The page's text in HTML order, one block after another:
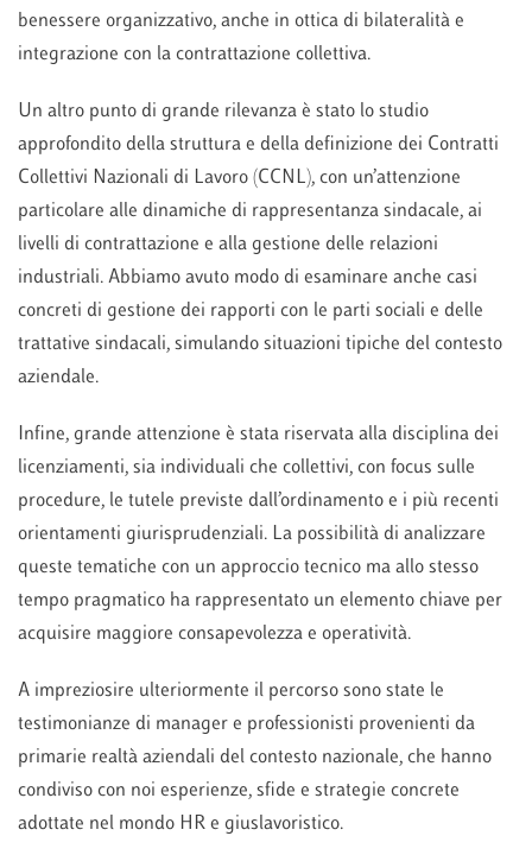
benessere organizzativo, anche in ottica di bilateralità e
integrazione con la contrattazione collettiva.
Un altro punto di grande rilevanza è stato lo studio
approfondito della struttura e della definizione dei Contratti
Collettivi Nazionali di Lavoro (CCNL), con un’attenzione
particolare alle dinamiche di rappresentanza sindacale, ai
livelli di contrattazione e alla gestione delle relazioni
industriali. Abbiamo avuto modo di esaminare anche casi
concreti di gestione dei rapporti con le parti sociali e delle
trattative sindacali, simulando situazioni tipiche del contesto
aziendale.
Infine, grande attenzione è stata riservata alla disciplina dei
licenziamenti, sia individuali che collettivi, con focus sulle
procedure, le tutele previste dall’ordinamento e i più recenti
orientamenti giurisprudenziali. La possibilità di analizzare
queste tematiche con un approccio tecnico ma allo stesso
tempo pragmatico ha rappresentato un elemento chiave per
acquisire maggiore consapevolezza e operatività.
A impreziosire ulteriormente il percorso sono state le
testimonianze di manager e professionisti provenienti da
primarie realtà aziendali del contesto nazionale, che hanno
condiviso con noi esperienze, sfide e strategie concrete
adottate nel mondo HR e giuslavoristico.